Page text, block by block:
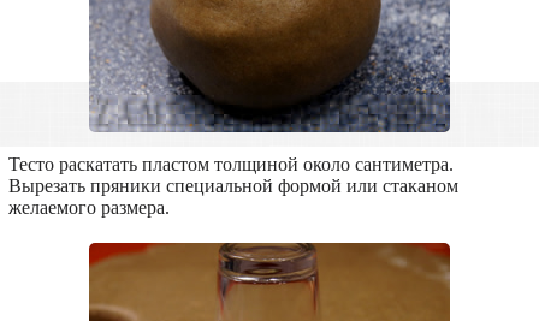
Тесто раскатать пластом толщиной около сантиметра.
Вырезать пряники специальной формой или стаканом
желаемого размера.